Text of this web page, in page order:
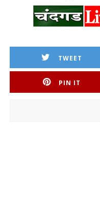
TWEET
PIN IT